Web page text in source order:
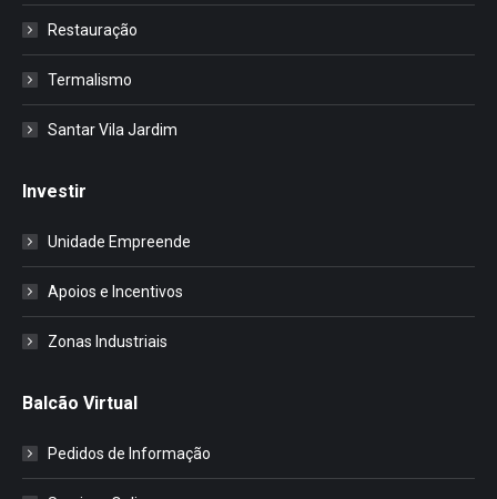
Restauração
Termalismo
Santar Vila Jardim
Investir
Unidade Empreende
Apoios e Incentivos
Zonas Industriais
Balcão Virtual
Pedidos de Informação